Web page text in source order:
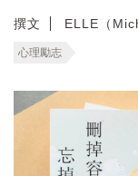
撰文 ELLE（
心理勵志